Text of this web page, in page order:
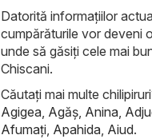
Datorită informațiilor
cumpărăturile vor deveni
unde să găsiți cele mai
Chiscani.
Căutați mai multe
Agigea, Agăş, Anina,
Afumaţi, Apahida, Aiud.